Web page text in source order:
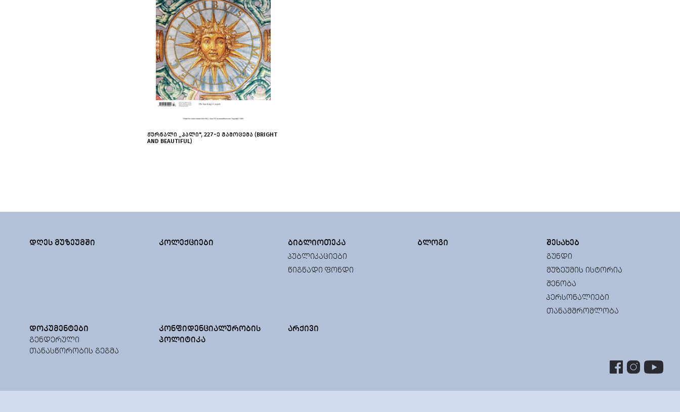
ᲟᲣᲠᲜᲐᲚᲘ „ᲰᲐᲚᲘ", 227-Ე ᲒᲐᲛᲝᲪᲔᲛᲐ (BRIGHT
AND BEAUTIFUL)
ᲓᲦᲔᲡ ᲛᲣᲖᲔᲣᲛᲨᲘ ᲙᲝᲚᲔᲥᲪᲘᲔᲑᲘ
ᲑᲘᲑᲚᲘᲝᲗᲔᲙᲐ
ᲞᲣᲑᲚᲘᲙᲐᲪᲘᲔᲑᲘ
ᲬᲘᲒᲜᲐᲓᲘ ᲤᲝᲜᲓᲘ
ᲑᲚᲝᲒᲘ
ᲨᲔᲡᲐᲮᲔᲑ
ᲒᲣᲜᲓᲘ
ᲛᲣᲖᲔᲣᲛᲘᲡ ᲘᲡᲢᲝᲠᲘᲐ
ᲨᲔᲜᲝᲑᲐ
ᲞᲔᲠᲡᲝᲜᲐᲚᲘᲔᲑᲘ
ᲗᲐᲜᲐᲛᲨᲠᲝᲛᲚᲝᲑᲐ
ᲓᲝᲙᲣᲛᲔᲜᲢᲔᲑᲘ
ᲒᲔᲜᲓᲔᲠᲣᲚᲘ
ᲗᲐᲜᲐᲡᲬᲝᲠᲝᲑᲘᲡ ᲒᲔᲒᲛᲐ
ᲙᲝᲜᲤᲘᲓᲔᲜᲪᲘᲐᲚᲣᲠᲝᲑᲘᲡ
ᲞᲝᲚᲘᲢᲘᲙᲐ
ᲐᲠᲥᲘᲕᲘ